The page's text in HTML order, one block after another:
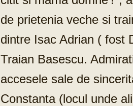
de prietenia veche si
dintre Isac Adrian ( fost
Traian Basescu.
accesele sale de
Constanta (locul unde